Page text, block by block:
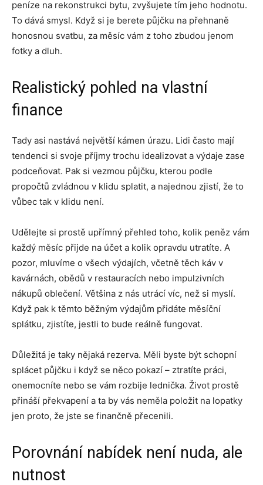
peníze na rekonstrukci bytu, zvyšujete tím jeho hodnotu.
To dává smysl. Když si je berete půjčku na přehnaně
honosnou svatbu, za měsíc vám z toho zbudou jenom
fotky a dluh.
Realistický pohled na vlastní
finance
Tady asi nastává největší kámen úrazu. Lidi často mají
tendenci si svoje příjmy trochu idealizovat a výdaje zase
podceňovat. Pak si vezmou půjčku, kterou podle
propočtů zvládnou v klidu splatit, a najednou zjistí, že to
vůbec tak v klidu není.
Udělejte si prostě upřímný přehled toho, kolik peněz vám
každý měsíc přijde na účet a kolik opravdu utratíte. A
pozor, mluvíme o všech výdajích, včetně těch káv v
kavárnách, obědů v restauracích nebo impulzivních
nákupů oblečení. Většina z nás utrácí víc, než si myslí.
Když pak k těmto běžným výdajům přidáte měsíční
splátku, zjistíte, jestli to bude reálně fungovat.
Důležitá je taky nějaká rezerva. Měli byste být schopní
splácet půjčku i když se něco pokazí – ztratíte práci,
onemocníte nebo se vám rozbije lednička. Život prostě
přináší překvapení a ta by vás neměla položit na lopatky
jen proto, že jste se finančně přecenili.
Porovnání nabídek není nuda, ale
nutnost